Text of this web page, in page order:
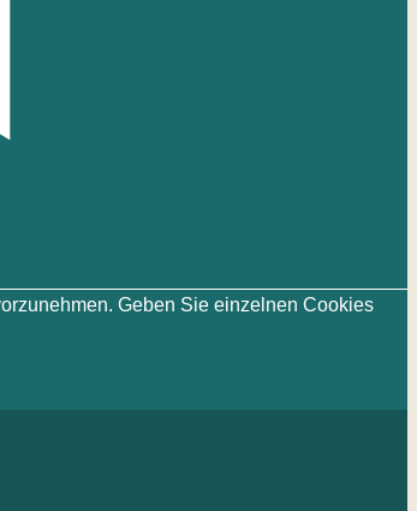
Geben Sie einzelnen Cookies